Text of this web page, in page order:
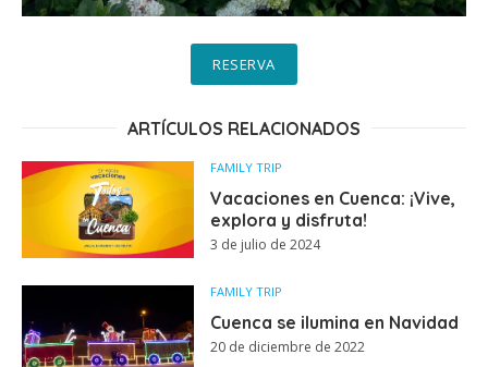
RESERVA
ARTÍCULOS RELACIONADOS
FAMILY TRIP
Vacaciones en Cuenca: ¡Vive,
explora y disfruta!
3 de julio de 2024
FAMILY TRIP
Cuenca se ilumina en Navidad
20 de diciembre de 2022